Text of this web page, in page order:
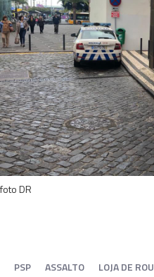
foto DR
PSP ASSALTO LOJA DE